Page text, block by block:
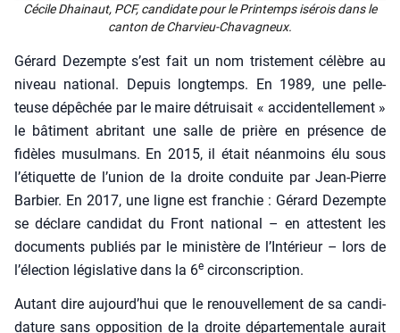
Cécile Dhai­naut, PCF, can­di­date pour le Prin­temps isé­rois dans le
can­ton de Char­vieu-Cha­va­gneux.
Gérard Dezempte s’est fait un nom tris­te­ment célèbre au
niveau natio­nal. Depuis long­temps. En 1989, une pel­le­
teuse dépê­chée par le maire détrui­sait « acci­den­tel­le­ment »
le bâti­ment abri­tant une salle de prière en pré­sence de
fidèles musul­mans. En 2015, il était néan­moins élu sous
l’étiquette de l’union de la droite conduite par Jean-Pierre
Bar­bier. En 2017, une ligne est fran­chie : Gérard Dezempte
se déclare can­di­dat du Front natio­nal – en attestent les
docu­ments publiés par le minis­tère de l’Intérieur – lors de
l’élection légis­la­tive dans la 6e cir­cons­crip­tion.
Autant dire aujourd’hui que le renou­vel­le­ment de sa can­di­
da­ture sans oppo­si­tion de la droite dépar­te­men­tale aurait